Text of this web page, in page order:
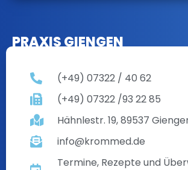
PRAXIS GIENGEN
(+49) 07322 / 40 62
(+49) 07322 /93 22 85
Hähnlestr. 19, 89537
info@krommed.de
Termine, Rezepte und